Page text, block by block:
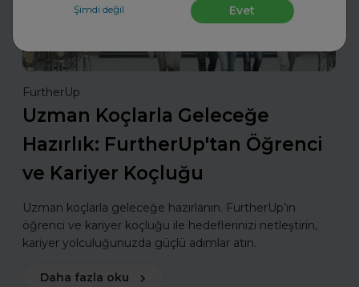
Şimdi değil Evet
FurtherUp
Uzman Koçlarla Geleceğe
Hazırlık: FurtherUp'tan Öğrenci
ve Kariyer Koçluğu
Uzman koçlarla geleceğe hazırlanın. FurtherUp’ın
öğrenci ve kariyer koçluğu ile hedeflerinizi netleştirin,
kariyer yolculuğunuzda güçlü adımlar atın.
Daha fazla oku